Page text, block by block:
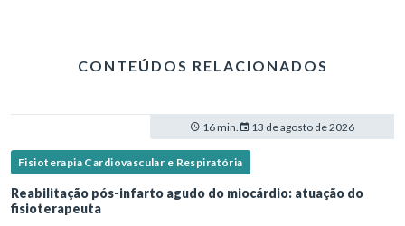
CONTEÚDOS RELACIONADOS
16 min. 13 de agosto de 2026
Fisioterapia Cardiovascular e Respiratória
Reabilitação pós-infarto agudo do miocárdio: atuação do
fisioterapeuta